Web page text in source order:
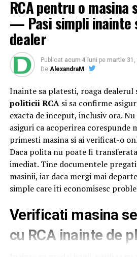
ARTICOLE PE ACEIASI TEMA:
URMATORUL
Model de administratie liberala-
Prahova/Falsuri, abuzuri,
nu numai, totul pe banii publici/
NU RATATI
Model de administratie liberala/
GUNOI DIN ARICESTII RAHTIVANI,
candidatul PNL la Primaria
Viorica – este agent IMOBILIAR
Evenimentul s-a desfășurat cu
Sale Margareta, Custodele
Alteței Sale Regale Radu,
României, alături de
Ahold Delhaize România,Mihai
Lead Profi,Gabriela Sîrbu
Ahold Delhaize România,
autorități centrale și locale și alți
Mega Image. Startul oficial a fost
distinsul grup a încheiat un tur al
artizani.
Evenimentul a continuat și
oferind din nou consultații
din Săvârșin și împrejurimi, cu
specialiști în oftalmologie,
oamenilor, mai ales al celor cu
calitate, prin implicarea experților
RCA pentru o masina
— Pasi simpli inainte
dealer
Publicat acum 4 luni pe martie 31,
De AlexandraM
Inainte sa platesti, roaga dealerul
politicii RCAsi sa confirme
exacta de inceput, inclusiv ora.
asiguri ca acoperirea corespunde
primesti masina si ai verificat-o
Daca polita nu poate fi
imediat. Tine documentele
masinii, iar daca mergi mai
simple care iti economisesc
Verificati masina
cu RCA inainte de